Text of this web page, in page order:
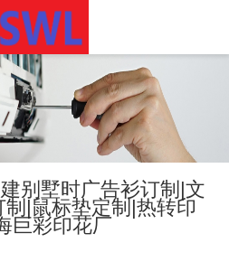
别墅时广告衫订制|文
|鼠标垫定制|热转印
巨彩印花厂